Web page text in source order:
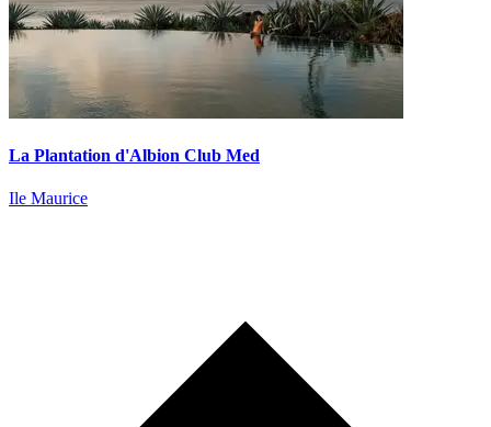
La Plantation d'Albion Club Med
Ile Maurice